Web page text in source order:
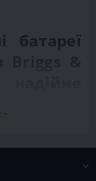
батареї
Briggs & Stratton
запуску та